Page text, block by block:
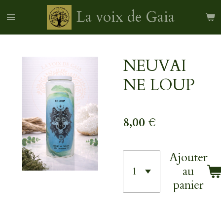
La voix de Gaia
NEUVAI
NE LOUP
8,00 €
Ajouter
au
panier